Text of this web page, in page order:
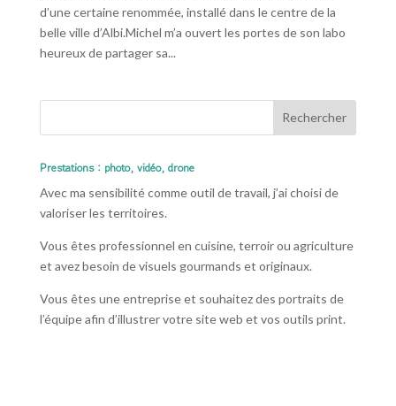
d’une certaine renommée, installé dans le centre de la
belle ville d’Albi.Michel m’a ouvert les portes de son labo
heureux de partager sa...
Prestations : photo, vidéo, drone
Avec ma sensibilité comme outil de travail, j’ai choisi de
valoriser les territoires.
Vous êtes professionnel en cuisine, terroir ou agriculture
et avez besoin de visuels gourmands et originaux.
Vous êtes une entreprise et souhaitez des portraits de
l’équipe afin d’illustrer votre site web et vos outils print.